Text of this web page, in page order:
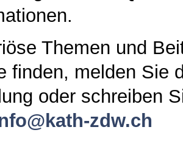
Themen und
finden, melden Sie
oder schreiben
zdw.ch